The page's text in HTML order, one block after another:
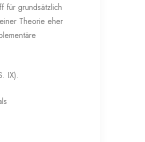
für grundsätzlich
Theorie eher
IX).